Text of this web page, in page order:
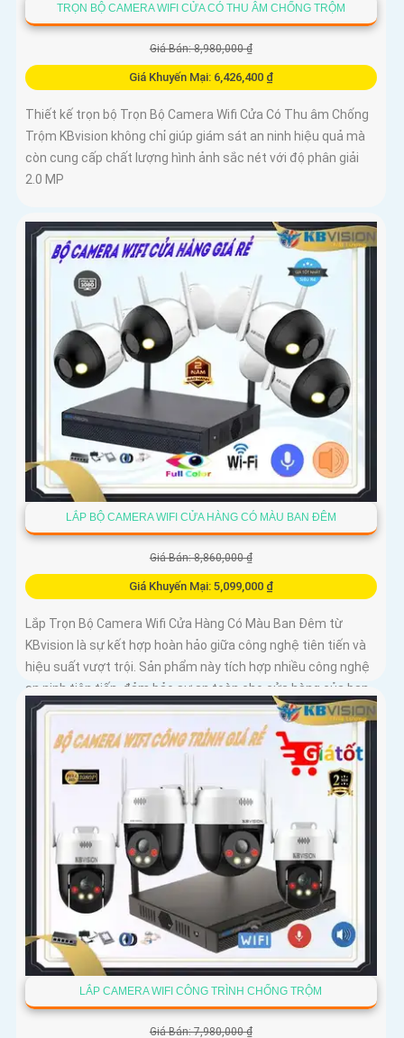
TRỌN BỘ CAMERA WIFI CỬA CÓ THU ÂM CHỐNG TRỘM
Giá Bán: 8,980,000 ₫
Giá Khuyến Mại: 6,426,400 ₫
Thiết kế trọn bộ Trọn Bộ Camera Wifi Cửa Có Thu âm Chống
Trộm KBvision không chỉ giúp giám sát an ninh hiệu quả mà
còn cung cấp chất lượng hình ảnh sắc nét với độ phân giải
2.0 MP
LẮP BỘ CAMERA WIFI CỬA HÀNG CÓ MÀU BAN ĐÊM
Giá Bán: 8,860,000 ₫
Giá Khuyến Mại: 5,099,000 ₫
Lắp Trọn Bộ Camera Wifi Cửa Hàng Có Màu Ban Đêm từ
KBvision là sự kết hợp hoàn hảo giữa công nghệ tiên tiến và
hiệu suất vượt trội. Sản phẩm này tích hợp nhiều công nghệ
an ninh tiên tiến, đảm bảo sự an toàn cho cửa hàng của bạn
LẮP CAMERA WIFI CÔNG TRÌNH CHỐNG TRỘM
Giá Bán: 7,980,000 ₫